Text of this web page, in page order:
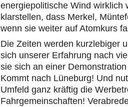
energiepolitische Wind wirklich
klarstellen, dass Merkel,
wenn sie weiter auf Atomkurs
Die Zeiten werden kurzlebiger
sich unserer Erfahrung nach
sie sich an einer
Kommt nach Lüneburg! Und
Umfeld ganz kräftig die
Fahrgemeinschaften!